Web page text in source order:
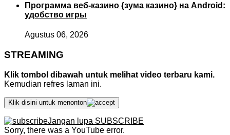
Программа веб-казино {зума казино} на Android:
удобство игры
Agustus 06, 2026
STREAMING
Klik tombol dibawah untuk melihat video terbaru kami.
Kemudian refres laman ini.
Klik disini untuk menonton
Jangan lupa SUBSCRIBE
Sorry, there was a YouTube error.